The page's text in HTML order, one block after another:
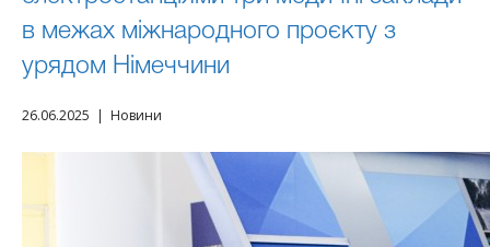
в межах міжнародного проєкту з
урядом Німеччини
26.06.2025 | Новини